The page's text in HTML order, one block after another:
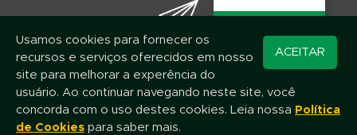
Mantenha-se atualizado!
Assine nossa newsletter e fique por dentro das novidades e promoções
Nome
Converse pelo
WhatsApp
ACEITAR
Usamos cookies para fornecer os
recursos e serviços oferecidos em nosso
site para melhorar a experência do
usuário. Ao continuar navegando neste site, você
concorda com o uso destes cookies. Leia nossa Política
de Cookies para saber mais.